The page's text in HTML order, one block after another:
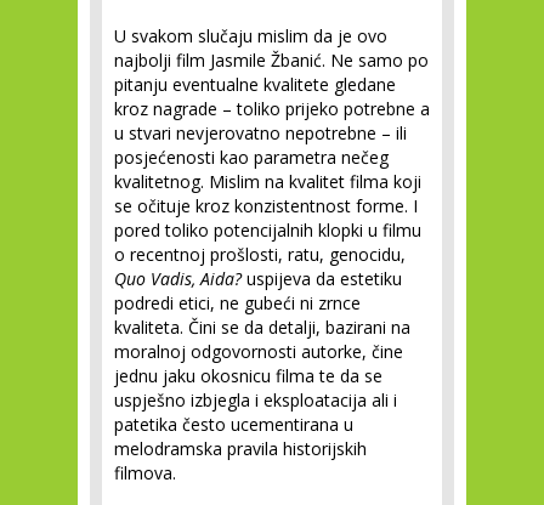
U svakom slučaju mislim da je ovo
najbolji film Jasmile Žbanić. Ne samo po
pitanju eventualne kvalitete gledane
kroz nagrade – toliko prijeko potrebne a
u stvari nevjerovatno nepotrebne – ili
posjećenosti kao parametra nečeg
kvalitetnog. Mislim na kvalitet filma koji
se očituje kroz konzistentnost forme. I
pored toliko potencijalnih klopki u filmu
o recentnoj prošlosti, ratu, genocidu,
Quo Vadis, Aida?uspijeva da estetiku
podredi etici, ne gubeći ni zrnce
kvaliteta. Čini se da detalji, bazirani na
moralnoj odgovornosti autorke, čine
jednu jaku okosnicu filma te da se
uspješno izbjegla i eksploatacija ali i
patetika često ucementirana u
melodramska pravila historijskih
filmova.